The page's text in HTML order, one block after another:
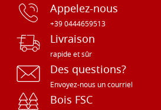
Appelez-nous
+39 0444659513
Livraison
rapide et sûr
Des questions?
Envoyez-nous un courriel
Bois FSC